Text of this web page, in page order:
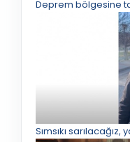
Deprem bölgesine
Sımsıkı sarılacağız,